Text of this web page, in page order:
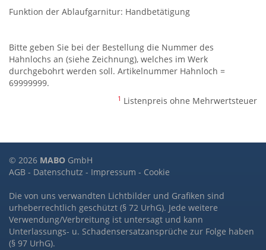
Funktion der Ablaufgarnitur: Handbetätigung
Bitte geben Sie bei der Bestellung die Nummer des
Hahnlochs an (siehe Zeichnung), welches im Werk
durchgebohrt werden soll. Artikelnummer Hahnloch =
69999999.
1 Listenpreis ohne Mehrwertsteuer
© 2026 MABO GmbH
AGB - Datenschutz - Impressum - Cookie
Die von uns verwandten Lichtbilder und Grafiken sind
urheberrechtlich geschützt (§ 72 UrhG). Jede weitere
Verwendung/Verbreitung ist untersagt und kann
Unterlassungs- u. Schadensersatzansprüche zur Folge haben
(§ 97 UrhG).